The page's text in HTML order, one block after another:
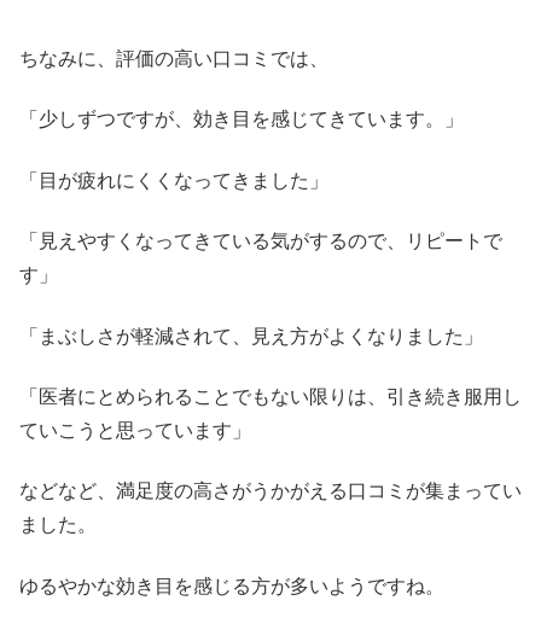
ちなみに、評価の高い口コミでは、
「少しずつですが、効き目を感じてきています。」
「目が疲れにくくなってきました」
「見えやすくなってきている気がするので、リピートで
す」
「まぶしさが軽減されて、見え方がよくなりました」
「医者にとめられることでもない限りは、引き続き服用し
ていこうと思っています」
などなど、満足度の高さがうかがえる口コミが集まってい
ました。
ゆるやかな効き目を感じる方が多いようですね。